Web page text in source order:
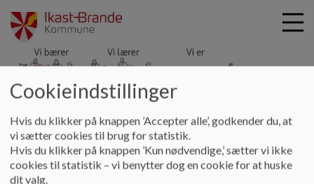
Læring og trivsel Politik Mobilpolitik
Mobilpolitik
Cookieindstillinger
Hvis du klikker på knappen ’Accepter alle’, godkender du, at
vi sætter cookies til brug for statistik.
Hvis du klikker på knappen ’Kun nødvendige,’ sætter vi ikke
cookies til statistik – vi benytter dog en cookie for at huske
dit valg.